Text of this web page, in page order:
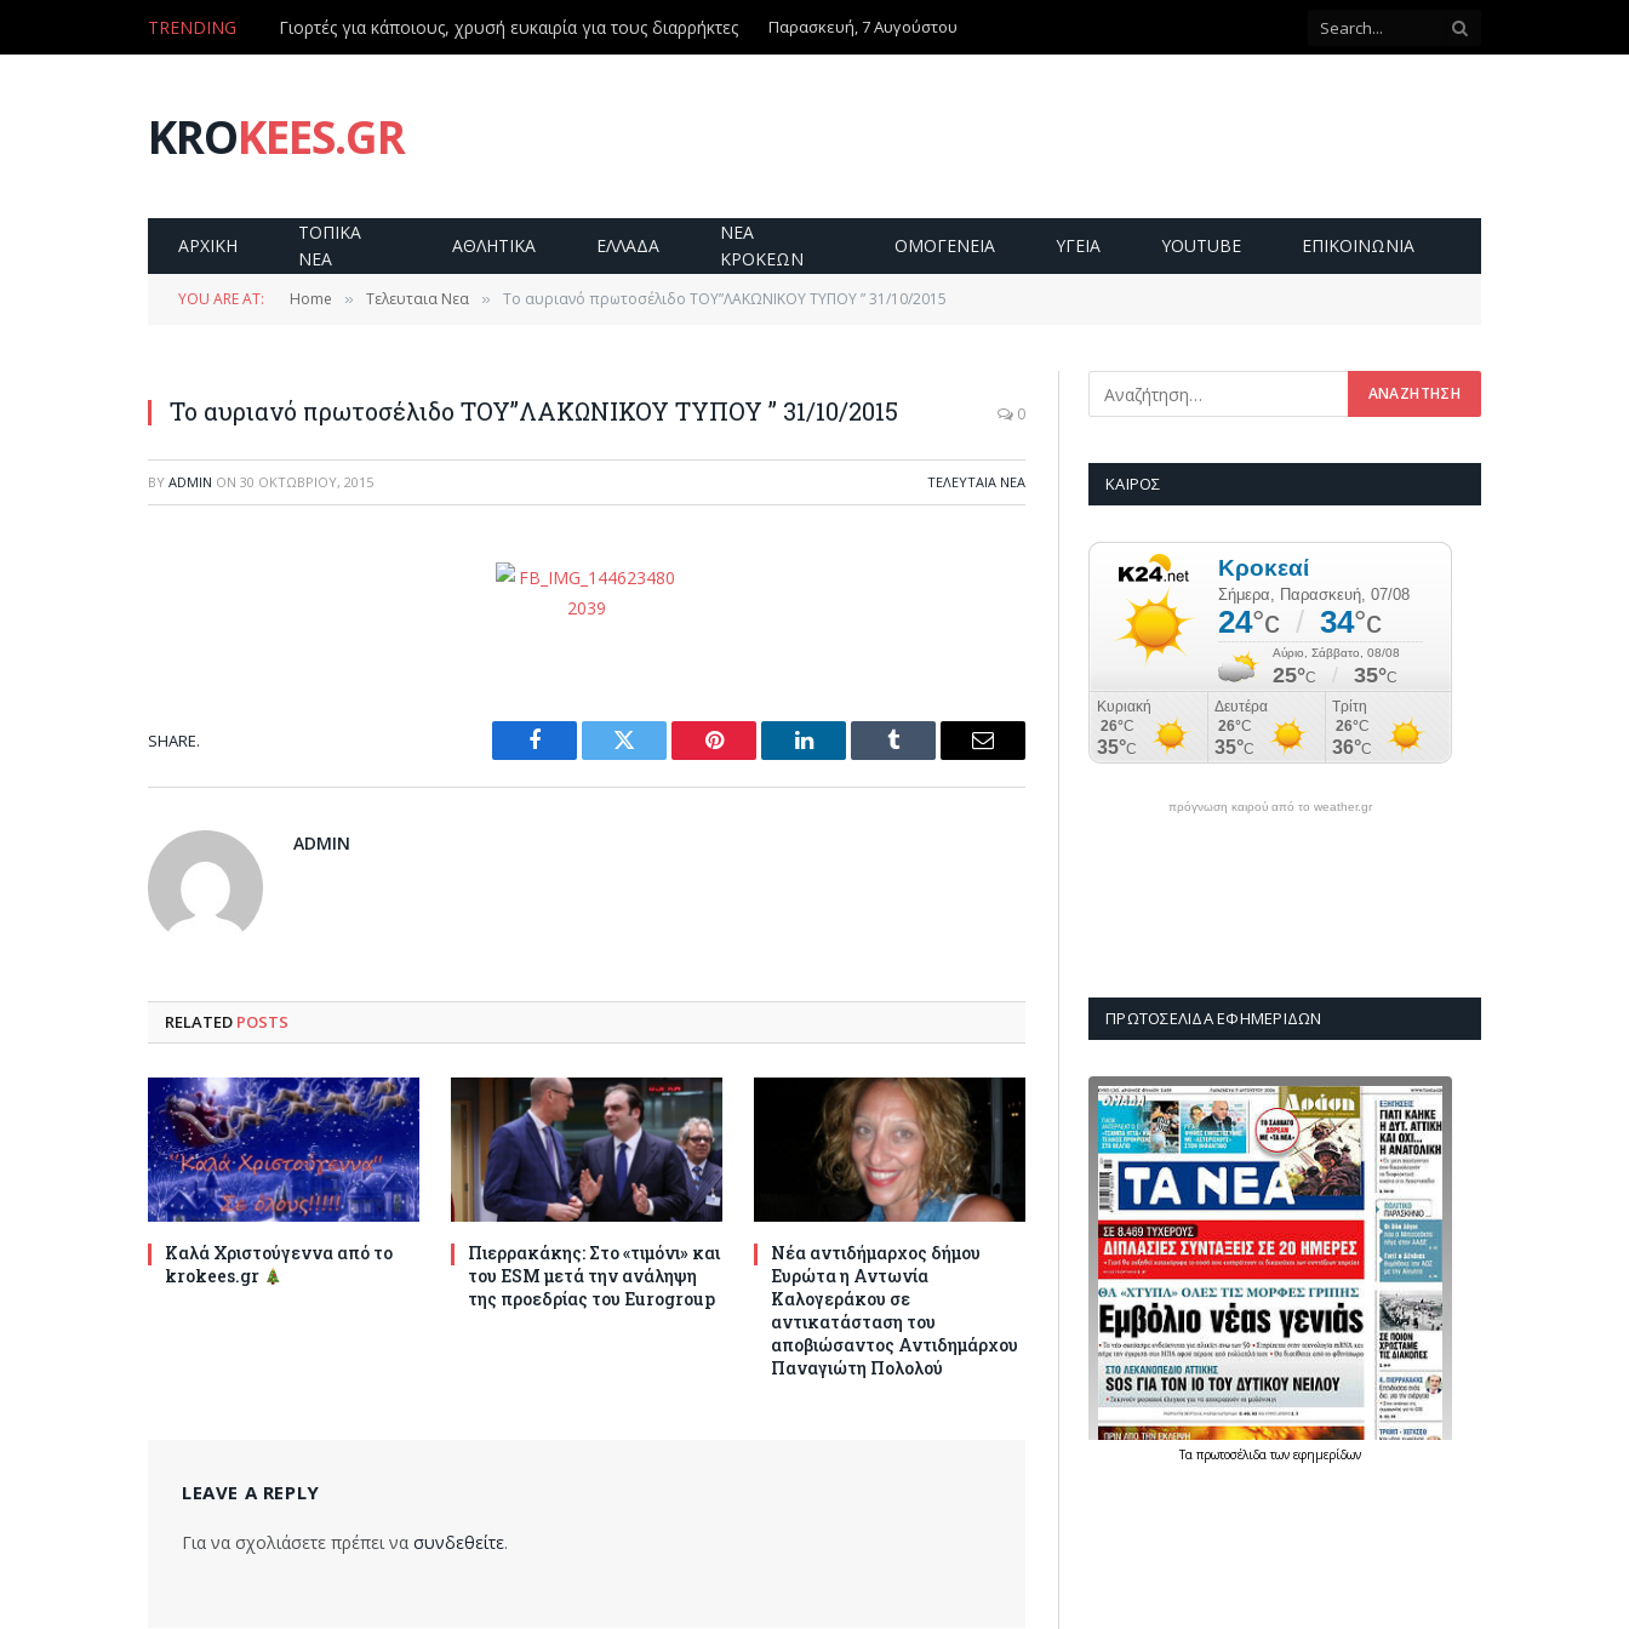
TRENDING Γιορτές για κάποιους, χρυσή ευκαιρία για τους διαρρήκτες Παρασκευή, 7 Αυγούστου
KROKEES.GR
ΑΡΧΙΚΗ
ΤΟΠΙΚΑ
ΝΕΑ
ΑΘΛΗΤΙΚΑ ΕΛΛΑΔΑ
ΝΕΑ
ΚΡΟΚΕΩΝ
ΟΜΟΓΕΝΕΙΑ ΥΓΕΙΑ YOUTUBE ΕΠΙΚΟΙΝΩΝΊΑ
YOU ARE AT: Home » Τελευταια Νεα » Το αυριανό πρωτοσέλιδο ΤΟΥ”ΛΑΚΩΝΙΚΟΥ ΤΥΠΟΥ ” 31/10/2015
Το αυριανό πρωτοσέλιδο ΤΟΥ”ΛΑΚΩΝΙΚΟΥ ΤΥΠΟΥ ” 31/10/2015 0
BY ADMIN ON 30 ΟΚΤΩΒΡΊΟΥ, 2015 ΤΕΛΕΥΤΑΙΑ ΝΕΑ
SHARE.
Facebook Twitter Pinterest LinkedIn Tumblr Email
ADMIN
RELATED POSTS
Καλά Χριστούγεννα από το
krokees.gr
Πιερρακάκης: Στο «τιμόνι» και
του ESM μετά την ανάληψη
της προεδρίας του Eurogroup
Νέα αντιδήμαρχος δήμου
Ευρώτα η Αντωνία
Καλογεράκου σε
αντικατάσταση του
αποβιώσαντος Αντιδημάρχου
Παναγιώτη Πολολού
LEAVE A REPLY
Για να σχολιάσετε πρέπει να συνδεθείτε.
ΚΑΙΡΌΣ
πρόγνωση καιρού από το weather.gr
ΠΡΩΤΟΣΈΛΙΔΑ ΕΦΗΜΕΡΊΔΩΝ
Τα πρωτοσέλιδατων εφημερίδων